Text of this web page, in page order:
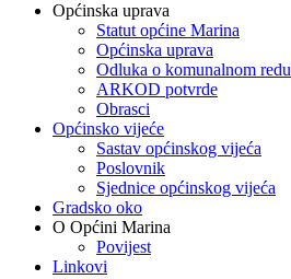
Općinska uprava
Statut općine Marina
Općinska uprava
Odluka o komunalnom redu
ARKOD potvrde
Obrasci
Općinsko vijeće
Sastav općinskog vijeća
Poslovnik
Sjednice općinskog vijeća
Gradsko oko
O Općini Marina
Povijest
Linkovi